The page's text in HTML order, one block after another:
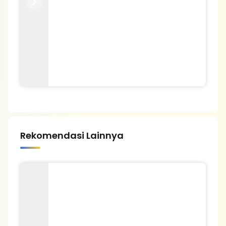
Rekomendasi Lainnya